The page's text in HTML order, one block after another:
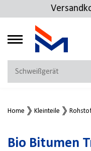
MEIN KONTO
Jetzt anmelden
NEU BEI FMOSER?
Jetzt registrieren
Home Kleinteile
Bio Bitumen